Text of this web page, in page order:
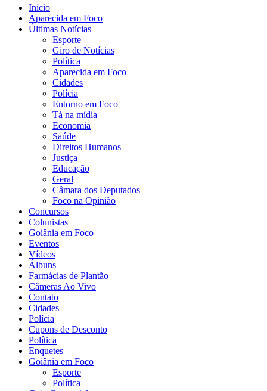
Início
Aparecida em Foco
Últimas Notícias
Esporte
Giro de Notícias
Política
Aparecida em Foco
Cidades
Polícia
Entorno em Foco
Tá na mídia
Economia
Saúde
Direitos Humanos
Justiça
Educação
Geral
Câmara dos Deputados
Foco na Opinião
Concursos
Colunistas
Goiânia em Foco
Eventos
Vídeos
Álbuns
Farmácias de Plantão
Câmeras Ao Vivo
Contato
Cidades
Polícia
Cupons de Desconto
Política
Enquetes
Goiânia em Foco
Esporte
Política